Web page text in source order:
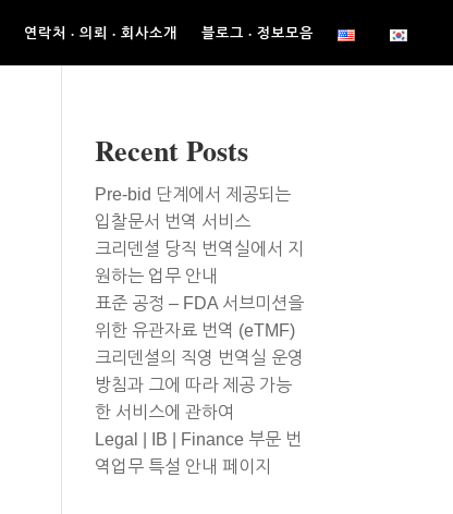
연락처 · 의뢰 · 회사소개 블로그 · 정보모음
Recent Posts
Pre-bid 단계에서 제공되는
입찰문서 번역 서비스
크리덴셜 당직 번역실에서 지
원하는 업무 안내
표준 공정 – FDA 서브미션을
위한 유관자료 번역 (eTMF)
크리덴셜의 직영 번역실 운영
방침과 그에 따라 제공 가능
한 서비스에 관하여
Legal | IB | Finance 부문 번
역업무 특설 안내 페이지